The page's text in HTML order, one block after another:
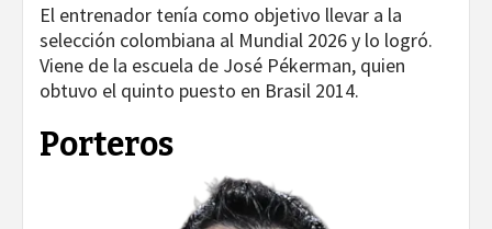
El entrenador tenía como objetivo llevar a la
selección colombiana al Mundial 2026 y lo logró.
Viene de la escuela de José Pékerman, quien
obtuvo el quinto puesto en Brasil 2014.
Porteros